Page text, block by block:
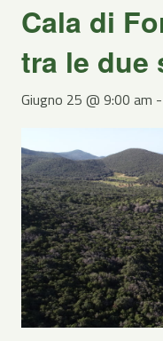
Cala di
tra le due
Giugno 25 @ 9:00 am -